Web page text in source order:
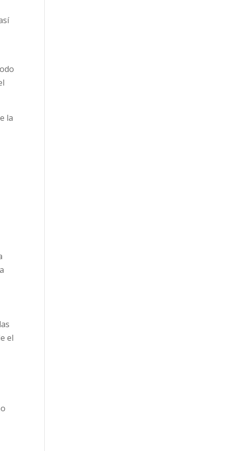
la
el